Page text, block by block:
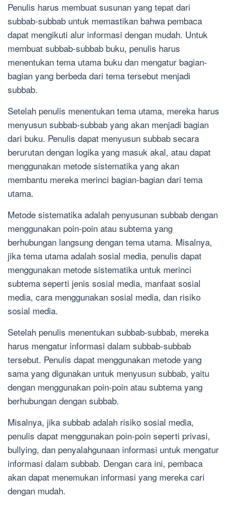
Penulis harus membuat susunan yang tepat dari
subbab-subbab untuk memastikan bahwa pembaca
dapat mengikuti alur informasi dengan mudah. Untuk
membuat subbab-subbab buku, penulis harus
menentukan tema utama buku dan mengatur bagian-
bagian yang berbeda dari tema tersebut menjadi
subbab.
Setelah penulis menentukan tema utama, mereka harus
menyusun subbab-subbab yang akan menjadi bagian
dari buku. Penulis dapat menyusun subbab secara
berurutan dengan logika yang masuk akal, atau dapat
menggunakan metode sistematika yang akan
membantu mereka merinci bagian-bagian dari tema
utama.
Metode sistematika adalah penyusunan subbab dengan
menggunakan poin-poin atau subtema yang
berhubungan langsung dengan tema utama. Misalnya,
jika tema utama adalah sosial media, penulis dapat
menggunakan metode sistematika untuk merinci
subtema seperti jenis sosial media, manfaat sosial
media, cara menggunakan sosial media, dan risiko
sosial media.
Setelah penulis menentukan subbab-subbab, mereka
harus mengatur informasi dalam subbab-subbab
tersebut. Penulis dapat menggunakan metode yang
sama yang digunakan untuk menyusun subbab, yaitu
dengan menggunakan poin-poin atau subtema yang
berhubungan dengan subbab.
Misalnya, jika subbab adalah risiko sosial media,
penulis dapat menggunakan poin-poin seperti privasi,
bullying, dan penyalahgunaan informasi untuk mengatur
informasi dalam subbab. Dengan cara ini, pembaca
akan dapat menemukan informasi yang mereka cari
dengan mudah.